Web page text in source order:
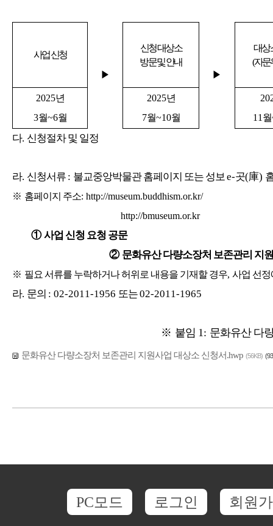
사업 신청
▶
신청 대상소
방문 및 안내
▶
대상
(자문
2025년
3월~6월
2025년
7월~10월
11 월
다. 신청절차 및 일정
라. 신청서류 : 불교중앙박물관 홈페이지 또는 성보e-곳(庫)
※ 홈페이지 주소: http://museum.buddhism.or.kr/
http://bmuseum.or.kr
①사업 신청 요청 공문
② 문화유산 다량소장처 보존관리 지
※ 필요 서류를 누락하거나 허위로 내용을 기재할 경우, 사업 선정
라. 문의 : 02-2011-1956 또는02-2011-1965
※ 붙임 1: 문화유산 다
문화유산 다량소장처 보존관리 지원사업 대상소 신청서.hwp (56KB)
PC모드 로그인 회원